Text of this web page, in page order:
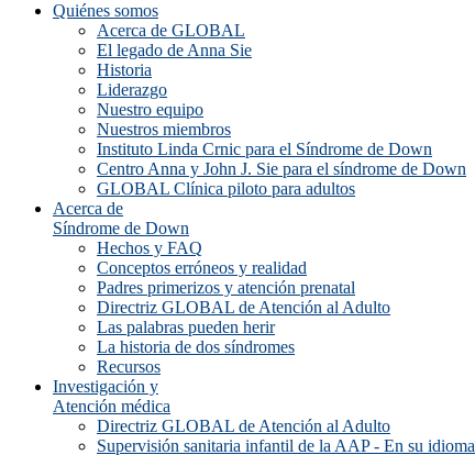
Quiénes somos
Acerca de GLOBAL
El legado de Anna Sie
Historia
Liderazgo
Nuestro equipo
Nuestros miembros
Instituto Linda Crnic para el Síndrome de Down
Centro Anna y John J. Sie para el síndrome de Down
GLOBAL Clínica piloto para adultos
Acerca de
Síndrome de Down
Hechos y FAQ
Conceptos erróneos y realidad
Padres primerizos y atención prenatal
Directriz GLOBAL de Atención al Adulto
Las palabras pueden herir
La historia de dos síndromes
Recursos
Investigación y
Atención médica
Directriz GLOBAL de Atención al Adulto
Supervisión sanitaria infantil de la AAP - En su idioma